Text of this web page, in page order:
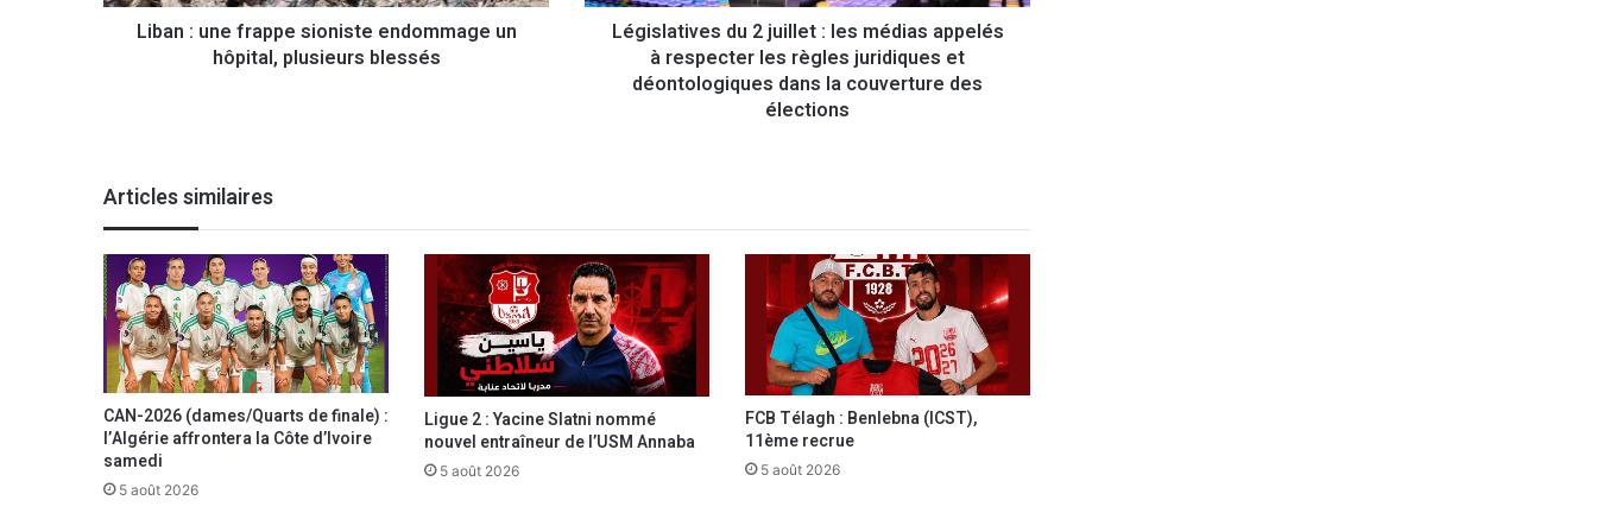
e
i
o
n
i
s
e
d
o
m
Liban : une frappe sioniste endommage un
hôpital, plusieurs blessés
i
i
l
l
e
t
:
l
e
s
m
Législatives du 2 juillet : les médias appelés
à respecter les règles juridiques et
déontologiques dans la couverture des
élections
Articles similaires
CAN-2026 (dames/Quarts de finale) :
l’Algérie affrontera la Côte d’Ivoire
samedi
5 août 2026
Ligue 2 : Yacine Slatni nommé
nouvel entraîneur de l’USM Annaba
5 août 2026
FCB Télagh : Benlebna (ICST),
11ème recrue
5 août 2026